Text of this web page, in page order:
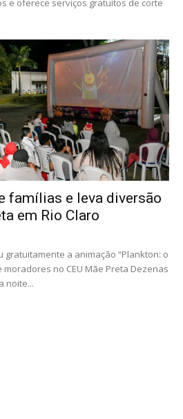
e oferece serviços gratuitos de corte
famílias e leva diversão
em Rio Claro
a animação “Plankton: o
no CEU Mãe Preta Dezenas
noite...